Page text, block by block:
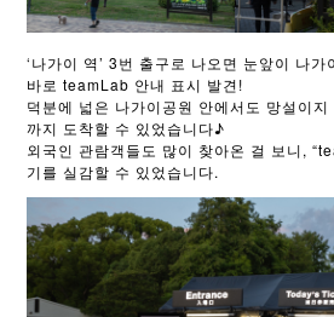
‘나가이 역’ 3번 출구로 나오면 눈앞이 나가
바로 teamLab 안내 표시 발견!
덕분에 넓은 나가이공원 안에서도 망설이지
까지 도착할 수 있었습니다♪
외국인 관람객들도 많이 찾아온 걸 보니,
기를 실감할 수 있었습니다.